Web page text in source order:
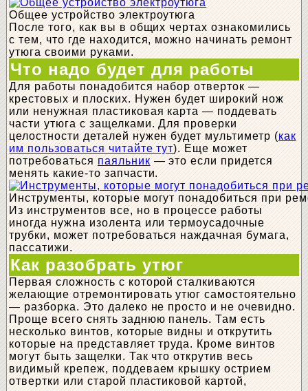
Общее устройство электроутюга
После того, как вы в общих чертах ознакомились
с тем, что где находится, можно начинать ремонт
утюга своими руками.
Что надо будет для работы
Для работы понадобится набор отверток —
крестовых и плоских. Нужен будет широкий нож
или ненужная пластиковая карта — поддевать
части утюга с защелками. Для проверки
целостности деталей нужен будет мультиметр (как
им пользоваться читайте тут). Еще может
потребоваться паяльник — это если придется
менять какие-то запчасти.
Инструменты, которые могут понадобиться при
Из инструментов все, но в процессе работы
иногда нужна изолента или термоусадочные
трубки, может потребоваться наждачная бумага,
пассатижи.
Как разобрать утюг
Первая сложность с которой сталкиваются
желающие отремонтировать утюг самостоятельно
— разборка. Это далеко не просто и не очевидно.
Проще всего снять заднюю панель. Там есть
несколько винтов, которые видны и открутить
которые на представляет труда. Кроме винтов
могут быть защелки. Так что открутив весь
видимый крепеж, поддеваем крышку острием
отвертки или старой пластиковой картой,